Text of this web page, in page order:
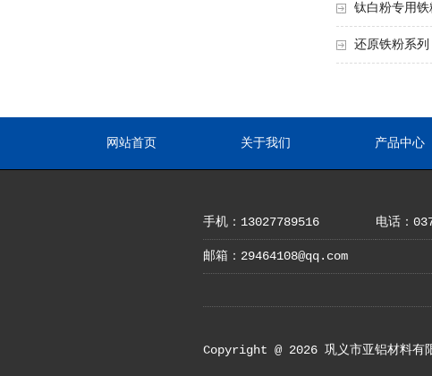
钛白粉专用铁
还原铁粉系列
网站首页 关于我们 产品中心
手机：13027789516 电话：
邮箱：29464108@qq.com
Copyright @ 2026 巩义市亚铝